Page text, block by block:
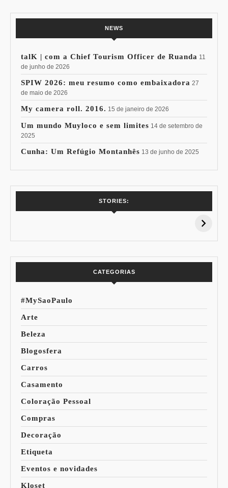
NEWS
talK | com a Chief Tourism Officer de Ruanda 11
de junho de 2026
SPIW 2026: meu resumo como embaixadora 27
de maio de 2026
My camera roll. 2016. 15 de janeiro de 2026
Um mundo Muyloco e sem limites 14 de setembro de
2025
Cunha: Um Refúgio Montanhês 13 de junho de 2025
STORIES:
15% de
Pessoal: Os
CATEGORIAS
#MySaoPaulo
Arte
Beleza
Blogosfera
Carros
Casamento
Coloração Pessoal
Compras
Decoração
Etiqueta
Eventos e novidades
Kloset